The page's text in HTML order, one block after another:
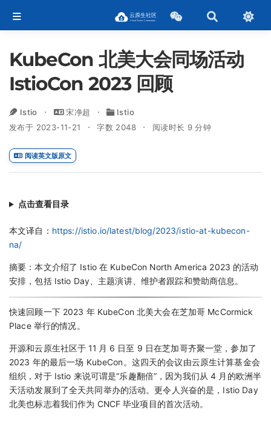
KubeCon 北美大会同场活动
IstioCon 2023 回顾
Istio 宋净超
Istio
发布于 2023-11-21
字数 2048 阅读时长 9 分钟
阅读英文版原文
点击查看目录
本文译自： https://istio.io/latest/blog/2023/istio-at-kubecon-
na/
摘要：本文介绍了 Istio 在 KubeCon North America 2023 的活动
安排，包括 Istio Day、主题演讲、维护者跟踪和赞助商信息。
快速回顾一下 2023 年 KubeCon 北美大会在芝加哥 McCormick
Place 举行的情况。
开源和云原生社区于 11 月 6 日至 9 日在芝加哥齐聚一堂，参加了
2023 年的最后一场 KubeCon。这四天的会议由云原生计算基金会
组织，对于 Istio 来说可谓是“乐趣翻倍”，因为我们从 4 月的欧洲半
天活动发展到了全天共同举办的活动。更令人兴奋的是，Istio Day
北美也标志着我们作为 CNCF 毕业项目的首次活动。